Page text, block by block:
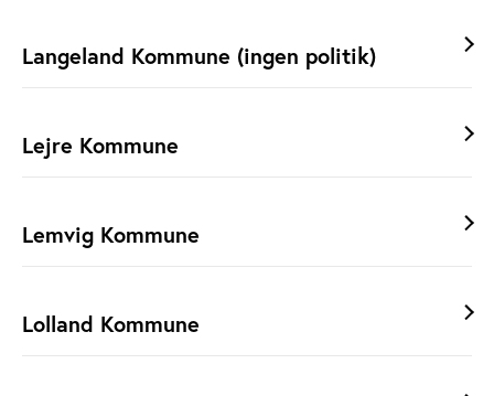
Langeland Kommune (ingen politik)
Lejre Kommune
Lemvig Kommune
Lolland Kommune